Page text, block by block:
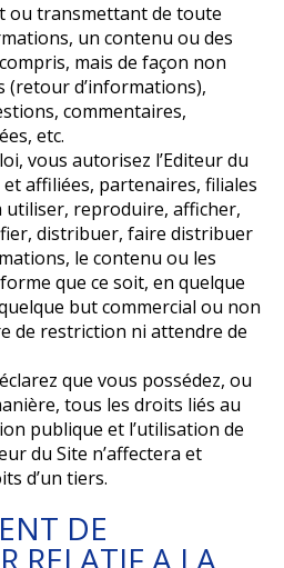
ou transmettant de toute
un contenu ou des
mais de façon non
(retour d’informations),
commentaires,
etc.
vous autorisez l’Editeur du
et affiliées, partenaires, filiales
utiliser, reproduire, afficher,
distribuer, faire distribuer
le contenu ou les
que ce soit, en quelque
but commercial ou non
de restriction ni attendre de
que vous possédez, ou
tous les droits liés au
publique et l’utilisation de
du Site n’affectera et
d’un tiers.
DE
RELATIF A LA